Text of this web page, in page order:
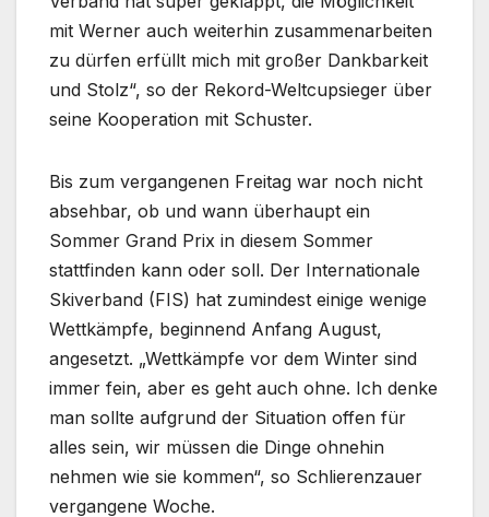
mit Werner auch weiterhin zusammenarbeiten
zu dürfen erfüllt mich mit großer Dankbarkeit
und Stolz“, so der Rekord-Weltcupsieger über
seine Kooperation mit Schuster.
Bis zum vergangenen Freitag war noch nicht
absehbar, ob und wann überhaupt ein
Sommer Grand Prix in diesem Sommer
stattfinden kann oder soll. Der Internationale
Skiverband (FIS) hat zumindest einige wenige
Wettkämpfe, beginnend Anfang August,
angesetzt. „Wettkämpfe vor dem Winter sind
immer fein, aber es geht auch ohne. Ich denke
man sollte aufgrund der Situation offen für
alles sein, wir müssen die Dinge ohnehin
nehmen wie sie kommen“, so Schlierenzauer
vergangene Woche.